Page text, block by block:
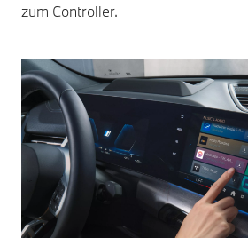
zum Controller.